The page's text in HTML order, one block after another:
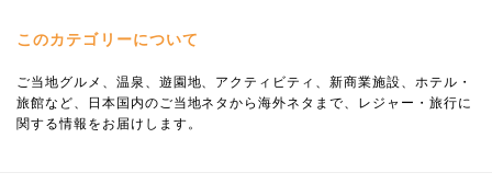
このカテゴリーについて
ご当地グルメ、温泉、遊園地、アクティビティ、新商業施設、ホテル・
旅館など、日本国内のご当地ネタから海外ネタまで、レジャー・旅行に
関する情報をお届けします。